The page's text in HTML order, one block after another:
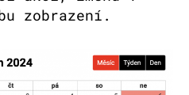
zobrazení.